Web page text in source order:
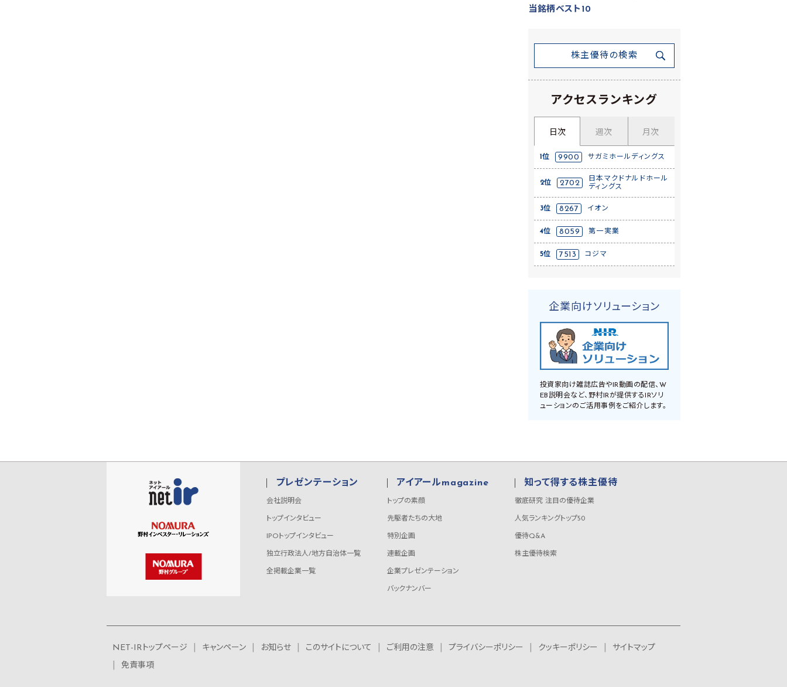
当銘柄ベスト10
株主優待の検索
アクセスランキング
日次 週次 月次
1位 9900 サガミホールディングス
2位 2702
日本マクドナルドホール
ディングス
3位 8267 イオン
4位 8059 第一実業
5位 7513 コジマ
企業向けソリューション
投資家向け雑誌広告やIR動画の配信、W
EB説明会など、野村IRが提供するIRソリ
ューションのご活用事例をご紹介します。
プレゼンテーション
会社説明会
トップインタビュー
IPOトップインタビュー
独立行政法人/地方自治体一覧
全掲載企業一覧
アイアールmagazine
トップの素顔
先駆者たちの大地
特別企画
連載企画
企業プレゼンテーション
バックナンバー
知って得する株主優待
徹底研究 注目の優待企業
人気ランキングトップ50
優待Q&A
株主優待検索
NET-IRトップページ キャンペーン お知らせ このサイトについて ご利用の注意 プライバシーポリシー クッキーポリシー
サイトマップ
免責事項